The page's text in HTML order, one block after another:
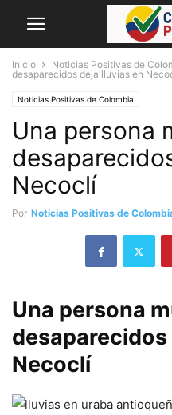
Inicio Noticias Positivas de
desaparecidos deja lluvias en
Noticias Positivas de Colombia
Una persona
Necoclí
Por Noticias Positivas de
Una persona
Necoclí